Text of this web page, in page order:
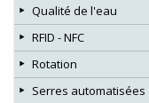
Qualité de l'eau
RFID - NFC
Rotation
Serres automatisées